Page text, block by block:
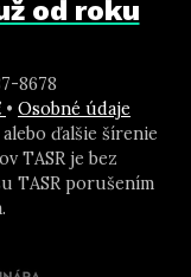
od roku
8678
• Osobné údaje
ďalšie šírenie
TASR je bez
TASR porušením